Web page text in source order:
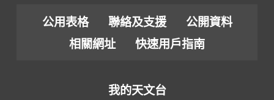
公用表格 聯絡及支援
公開資料
相關網址
快速用戶指南
我的天文台